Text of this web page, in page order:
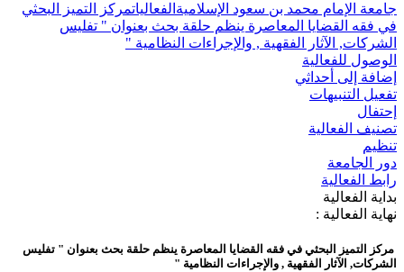
جامعة الإمام محمد بن سعود الإسلامية الفعالياتمركز التميز البحثي
في فقه القضايا المعاصرة ينظم حلقة بحث بعنوان " تفليس
الشركات, الآثار الفقهية , والإجراءات النظامية "
الوصول للفعالية
إضافة إلى أحداثي
تفعيل التنبيهات
إحتفال
تصنيف الفعالية
تنظيم
دور الجامعة
رابط الفعالية
بداية الفعالية
نهاية الفعالية :
مركز التميز البحثي في فقه القضايا المعاصرة ينظم حلقة بحث بعنوان " تفليس
الشركات, الآثار الفقهية , والإجراءات النظامية "